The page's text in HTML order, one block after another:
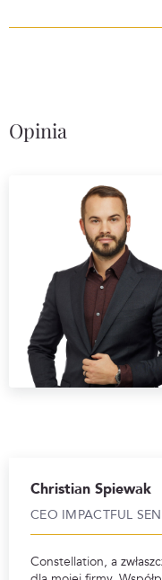
Opinia
Christian Spiewak
CEO IMPACTFUL
Constellation, a